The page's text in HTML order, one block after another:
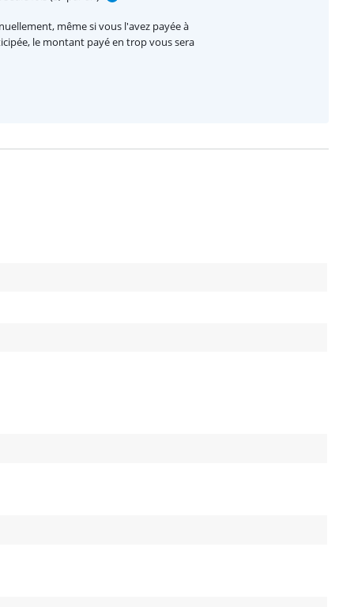
même si vous l'avez payée à
le montant payé en trop vous sera